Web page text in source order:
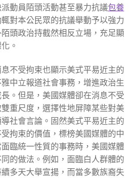
動員陌頭活動甚至暴力抗議包養
對本公民眾的抗議舉動予以強力
頭政治持截然相反立場，充足顯
。
不受拘束也顯示美式平易近主的
中立報道社會事務，增進政治生
。但是，美國媒體卻在消息不受
重尺度，選擇性地屏障某些對美
社會言論。固然美式平易近主的
拘束的價值，標榜美國媒體的中
臨統一性質的事務時，美國媒體
的做法。例如，面臨白人群體的
多天大舉宣揚，而當多數族裔失